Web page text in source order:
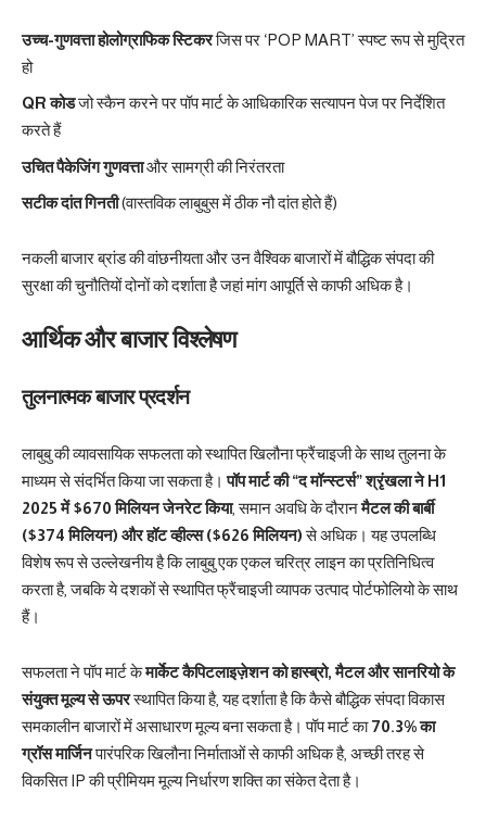
उच्च-गुणवत्ता होलोग्राफिक स्टिकरजिस पर ‘POP MART’ स्पष्ट रूप से मुद्रित
हो
QR कोडजो स्कैन करने पर पॉप मार्ट के आधिकारिक सत्यापन पेज पर निर्देशित
करते हैं
उचित पैकेजिंग गुणवत्ताऔर सामग्री की निरंतरता
सटीक दांत गिनती(वास्तविक लाबुबुस में ठीक नौ दांत होते हैं)
नकली बाजार ब्रांड की वांछनीयता और उन वैश्विक बाजारों में बौद्धिक संपदा की
सुरक्षा की चुनौतियों दोनों को दर्शाता है जहां मांग आपूर्ति से काफी अधिक है।
आर्थिक और बाजार विश्लेषण
तुलनात्मक बाजार प्रदर्शन
लाबुबु की व्यावसायिक सफलता को स्थापित खिलौना फ्रैंचाइजी के साथ तुलना के
माध्यम से संदर्भित किया जा सकता है।पॉप मार्ट की “द मॉन्स्टर्स” श्रृंखला ने H1
2025 में $670 मिलियन जेनरेट किया, समान अवधि के दौरानमैटल की बार्बी
($374 मिलियन) और हॉट व्हील्स ($626 मिलियन)से अधिक। यह उपलब्धि
विशेष रूप से उल्लेखनीय है कि लाबुबु एक एकल चरित्र लाइन का प्रतिनिधित्व
करता है, जबकि ये दशकों से स्थापित फ्रैंचाइजी व्यापक उत्पाद पोर्टफोलियो के साथ
हैं।
सफलता ने पॉप मार्ट केमार्केट कैपिटलाइज़ेशन को हास्ब्रो, मैटल और सानरियो के
संयुक्त मूल्य से ऊपरस्थापित किया है, यह दर्शाता है कि कैसे बौद्धिक संपदा विकास
समकालीन बाजारों में असाधारण मूल्य बना सकता है। पॉप मार्ट का70.3% का
ग्रॉस मार्जिनपारंपरिक खिलौना निर्माताओं से काफी अधिक है, अच्छी तरह से
विकसित IP की प्रीमियम मूल्य निर्धारण शक्ति का संकेत देता है।